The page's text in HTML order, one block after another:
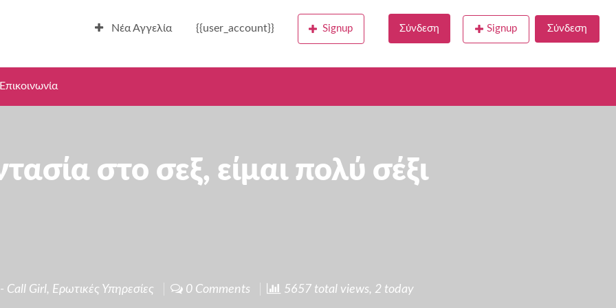
Νέα Αγγελία {{user_account}} Signup Σύνδεση Signup Σύνδεση
Επικοινωνία
στο σεξ, είμαι πολύ σέξι
- Call Girl, Ερωτικές Υπηρεσίες 0 Comments 5657 total views, 2 today